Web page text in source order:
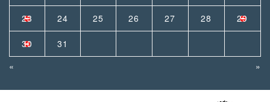
23 24 25 26 27 28 29
30
31
«
»